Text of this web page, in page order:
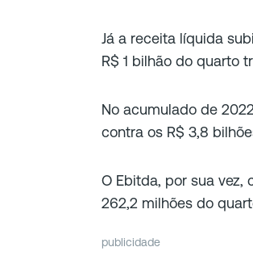
Já a receita líquida
R$ 1 bilhão do quarto
No acumulado de
contra os R$ 3,8
O Ebitda, por sua vez,
262,2 milhões do
publicidade